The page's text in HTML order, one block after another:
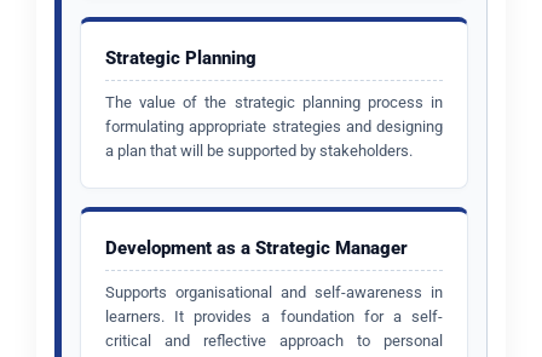
Strategic Planning
The value of the strategic planning process in
formulating appropriate strategies and designing
a plan that will be supported by stakeholders.
Development as a Strategic Manager
Supports organisational and self-awareness in
learners. It provides a foundation for a self-
critical and reflective approach to personal